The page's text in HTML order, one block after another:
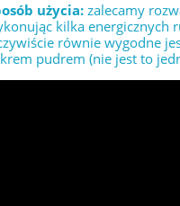
użycia: zalecamy
kilka energicznych
równie wygodne
pudrem (nie jest to